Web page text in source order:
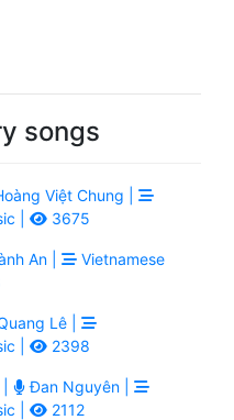
songs
Việt Chung |
|
3675
An |
Vietnamese
Lê |
|
2398
Đan Nguyên |
|
2112